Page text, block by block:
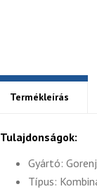
Termékleírás
Tulajdonságok:
Gyártó:
Típus: